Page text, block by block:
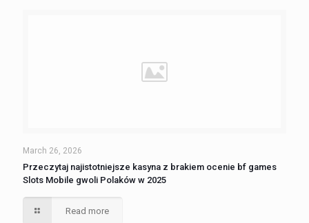
March 26, 2026
Przeczytaj najistotniejsze kasyna z brakiem ocenie bf games
Slots Mobile gwoli Polaków w 2025
Read more